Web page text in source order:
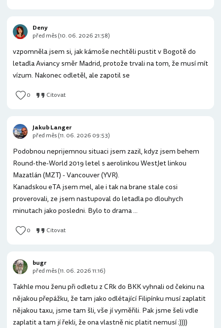
vzpomněla jsem si, jak kámoše nechtěli pustit v Bogotě do
letadla Aviancy směr Madrid, protože trvali na tom, že musí mít
vízum. Nakonec odletěl, ale zapotil se
0 Citovat
Deny
před měs (10. 06. 2026 21:58)
Podobnou neprijemnou situaci jsem zazil, kdyz jsem behem
Round-the-World 2019 letel s aerolinkou WestJet linkou
Mazatlán (MZT) - Vancouver (YVR).
Kanadskou eTA jsem mel, ale i tak na brane stale cosi
proverovali, ze jsem nastupoval do letadla po dlouhych
minutach jako posledni. Bylo to drama ...
0 Citovat
Jakub Langer
před měs (11. 06. 2026 09:53)
Takhle mou ženu při odletu z CRk do BKK vyhnali od čekinu na
nějakou přepážku, že tam jako odlétající Filipínku musí zaplatit
nějakou taxu, jsme tam šli, vše jí vyměřili. Pak jsme šeli vdle
zaplatit a tam jí řekli, že ona vlastně nic platit nemusí :))))
bugr
před měs (11. 06. 2026 11:16)